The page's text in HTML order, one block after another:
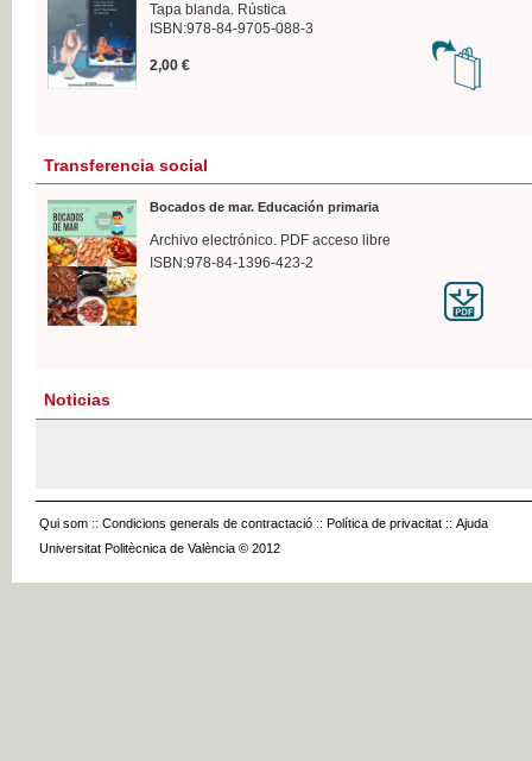
Tapa blanda. Rústica
ISBN:978-84-9705-088-3
2,00 €
Transferencia social
Bocados de mar. Educación primaria
Archivo electrónico. PDF acceso libre
ISBN:978-84-1396-423-2
Noticias
Qui som :: Condicions generals de contractació :: Política de privacitat :: Ajuda
Universitat Politècnica de València © 2012